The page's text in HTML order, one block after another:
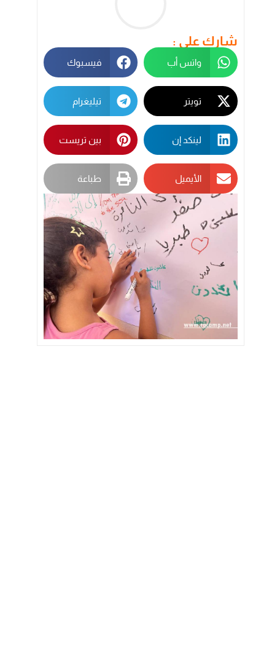
شارك على :
واتس أب فيسبوك
تويتر تيليغرام
لينكد إن بين تريست
الأيميل طباعة